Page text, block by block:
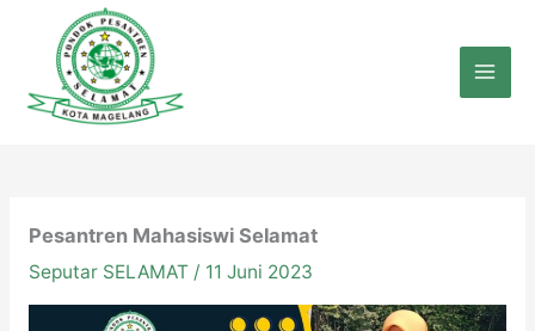
konten
Pesantren Mahasiswi Selamat
Seputar SELAMAT/ 11 Juni 2023